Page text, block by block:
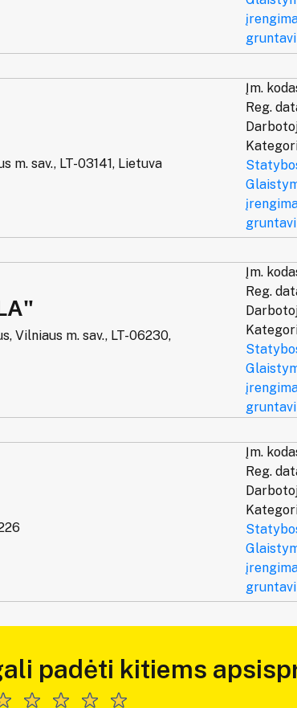
m. sav., LT-03141, Lietuva
Įm.
Reg.
Vilniaus m. sav., LT-06230,
Įm.
Reg.
Įm.
Reg.
padėti kitiems